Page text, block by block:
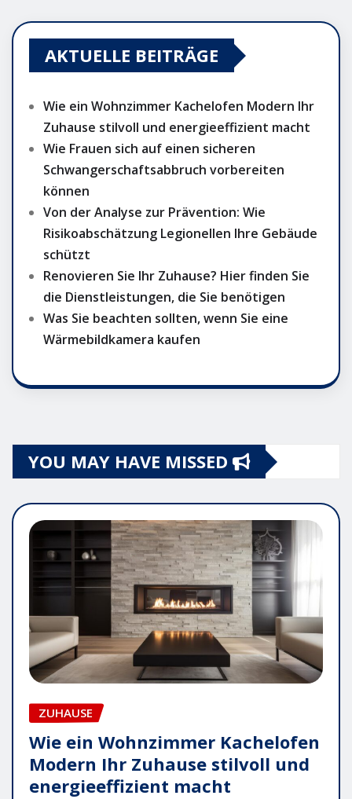
AKTUELLE BEITRÄGE
Wie ein Wohnzimmer Kachelofen Modern Ihr
Zuhause stilvoll und energieeffizient macht
Wie Frauen sich auf einen sicheren
Schwangerschaftsabbruch vorbereiten
können
Von der Analyse zur Prävention: Wie
Risikoabschätzung Legionellen Ihre Gebäude
schützt
Renovieren Sie Ihr Zuhause? Hier finden Sie
die Dienstleistungen, die Sie benötigen
Was Sie beachten sollten, wenn Sie eine
Wärmebildkamera kaufen
YOU MAY HAVE MISSED
ZUHAUSE
Wie ein Wohnzimmer Kachelofen
Modern Ihr Zuhause stilvoll und
energieeffizient macht